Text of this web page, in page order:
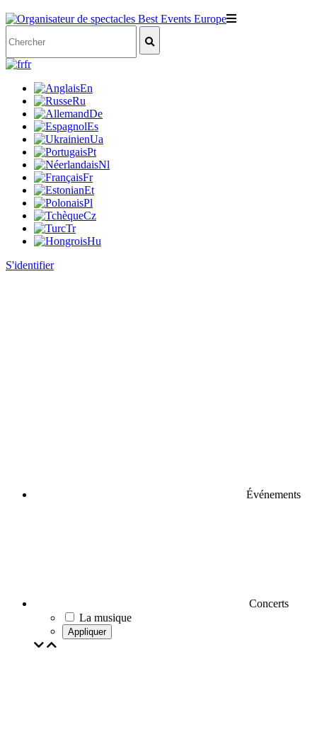
fr
En
Ru
De
Es
Ua
Pt
Nl
Fr
Et
Pl
Cz
Tr
Hu
S'identifier
Événements
Concerts
La musique
Appliquer